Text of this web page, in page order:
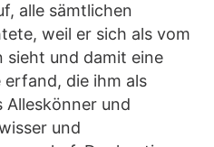
alle sämtlichen
weil er sich als vom
sieht und damit eine
die ihm als
Alleskönner und
und